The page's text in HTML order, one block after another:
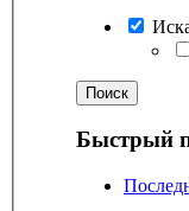
Быстрый